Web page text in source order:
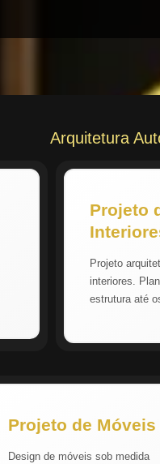
Arquitetura
Projeto
Projeto
interiores.
estrutura até
Projeto de Móveis
Design de móveis sob medida